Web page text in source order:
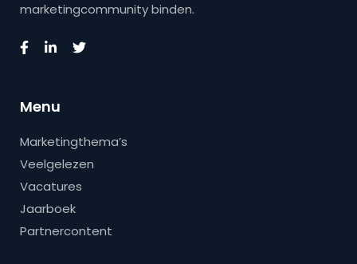
marketingcommunity binden.
Menu
Marketingthema’s
Veelgelezen
Vacatures
Jaarboek
Partnercontent